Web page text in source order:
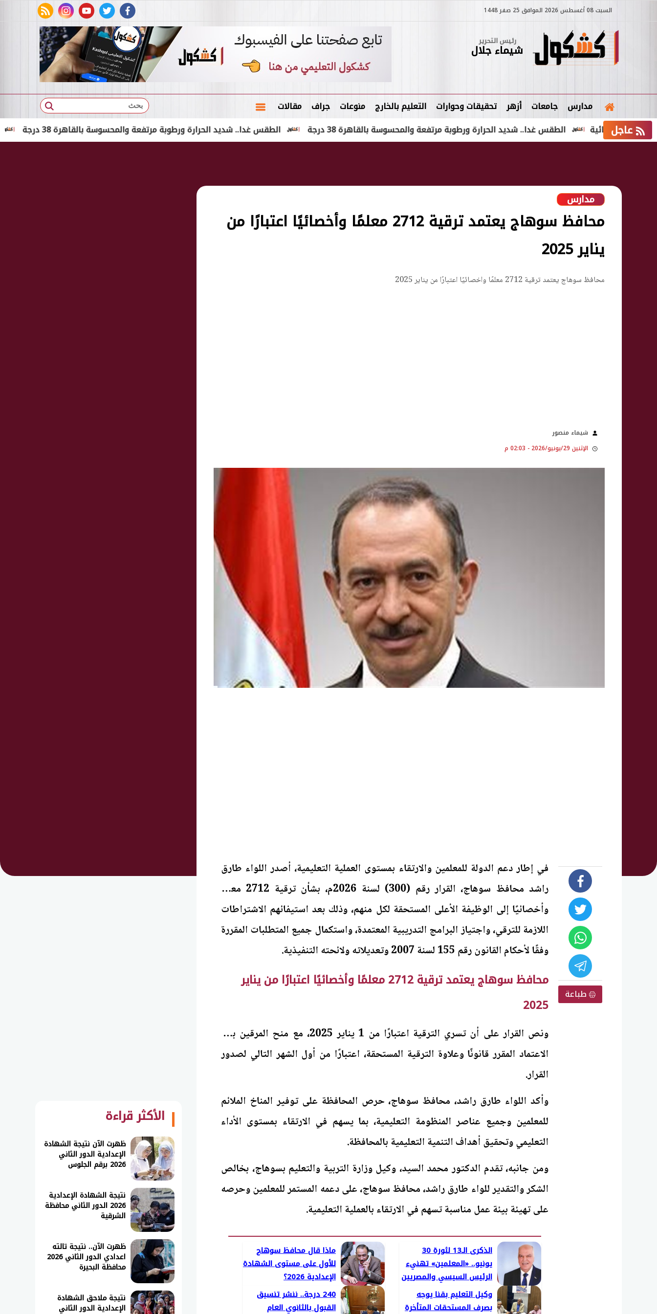
السبت 08 أغسطس 2026 الموافق 25 صفر 1448
facebook
twitter
youtube
instagram
rss feed
رئيس التحرير
شيماء جلال
مدارس جامعات أزهر تحقيقات وحوارات التعليم بالخارج منوعات جراف مقالات بحث
عاجل القبض الطقس غدا.. شديد الحرارة ورطوبة مرتفعة والمحسوسة بالقاهرة 38 درجة الطقس غدا.. شديد الحرارة ورطوبة مرتفعة والمحسوسة بالقاهرة 38 درجة قضائية
مدارس
محافظ سوهاج يعتمد ترقية 2712 معلمًا وأخصائيًا اعتبارًا من يناير 2025
محافظ سوهاج يعتمد ترقية 2712 معلمًا وأخصائيًا اعتبارًا من
يناير 2025
شيماء منصور
الإثنين 29/يونيو/2026 - 02:03 م
طباعة
في إطار دعم الدولة للمعلمين والارتقاء بمستوى العملية التعليمية، أصدر اللواء طارق
راشد محافظ سوهاج، القرار رقم (300) لسنة 2026م، بشأن ترقية 2712 معلمًا
وأخصائيًا إلى الوظيفة الأعلى المستحقة لكل منهم، وذلك بعد استيفائهم الاشتراطات
اللازمة للترقي، واجتياز البرامج التدريبية المعتمدة، واستكمال جميع المتطلبات المقررة
وفقًا لأحكام القانون رقم 155 لسنة 2007 وتعديلاته ولائحته التنفيذية.
محافظ سوهاج يعتمد ترقية 2712 معلمًا وأخصائيًا اعتبارًا من يناير
2025
ونص القرار على أن تسري الترقية اعتبارًا من 1 يناير 2025، مع منح المرقين بدل
الاعتماد المقرر قانونًا وعلاوة الترقية المستحقة، اعتبارًا من أول الشهر التالي لصدور
القرار.
وأكد اللواء طارق راشد، محافظ سوهاج، حرص المحافظة على توفير المناخ الملائم
للمعلمين وجميع عناصر المنظومة التعليمية، بما يسهم في الارتقاء بمستوى الأداء
التعليمي وتحقيق أهداف التنمية التعليمية بالمحافظة.
ومن جانبه، تقدم الدكتور محمد السيد، وكيل وزارة التربية والتعليم بسوهاج، بخالص
الشكر والتقدير للواء طارق راشد، محافظ سوهاج، على دعمه المستمر للمعلمين وحرصه
على تهيئة بيئة عمل مناسبة تسهم في الارتقاء بالعملية التعليمية.
الذكرى الـ13 لثورة 30
يونيو.. «المعلمين» تهنيء
الرئيس السيسي والمصريين
ماذا قال محافظ سوهاج
للأول على مستوى الشهادة
الإعدادية 2026؟
وكيل التعليم بقنا يوجه
بصرف المستحقات المتأخرة
240 درجة.. ننشر تنسيق
القبول بالثانوي العام
الأكثر قراءة
ظهرت الآن نتيجة الشهادة
الإعدادية الدور الثاني
2026 برقم الجلوس
نتيجة الشهادة الإعدادية
2026 الدور الثاني محافظة
الشرقية
ظهرت الآن.. نتيجة تالته
اعدادي الدور الثاني 2026
محافظة البحيرة
نتيجة ملاحق الشهادة
الإعدادية الدور الثاني